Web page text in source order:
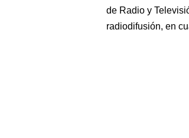
de Radio y
radiodifusión, en